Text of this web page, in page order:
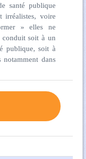
santé publique
irréalistes, voire
» elles ne
conduit soit à un
publique, soit à
notamment dans